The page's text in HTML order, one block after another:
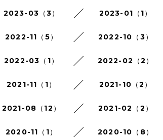
2023-03（3） 2023-01（1）
2022-11（5） 2022-10（3）
2022-03（1） 2022-02（2）
2021-11（1） 2021-10（2）
2021-08（12） 2021-02（2）
2020-11（1） 2020-10（8）